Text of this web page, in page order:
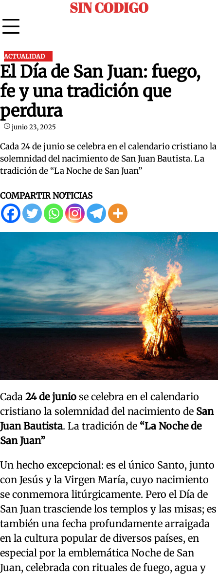
to
content
SIN CODIGO
ACTUALIDAD
El Día de San Juan: fuego,
fe y una tradición que
perdura
junio 23, 2025
Cada 24 de junio se celebra en el calendario cristiano la
solemnidad del nacimiento de San Juan Bautista. La
tradición de “La Noche de San Juan”
COMPARTIR NOTICIAS
Cada 24 de junio se celebra en el calendario
cristiano la solemnidad del nacimiento de San
Juan Bautista. La tradición de “La Noche de
San Juan”
Un hecho excepcional: es el único Santo, junto
con Jesús y la Virgen María, cuyo nacimiento
se conmemora litúrgicamente. Pero el Día de
San Juan trasciende los templos y las misas; es
también una fecha profundamente arraigada
en la cultura popular de diversos países, en
especial por la emblemática Noche de San
Juan, celebrada con rituales de fuego, agua y